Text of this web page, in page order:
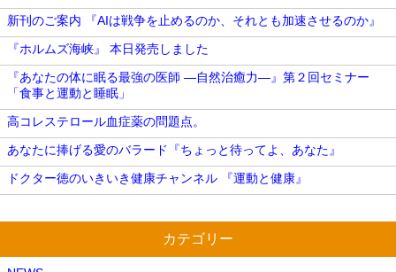
新刊のご案内 『AIは戦争を止めるのか、それとも加速させるのか』
『ホルムズ海峡』 本日発売しました
『あなたの体に眠る最強の医師 ―自然治癒力―』第２回セミナー
「食事と運動と睡眠」
高コレステロール血症薬の問題点。
あなたに捧げる愛のバラード『ちょっと待ってよ、あなた』
ドクター徳のいきいき健康チャンネル 『運動と健康』
カテゴリー